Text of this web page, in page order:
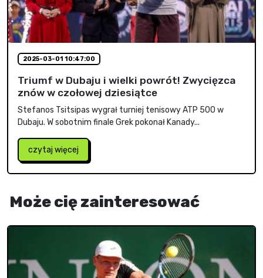
2025-03-01 10:47:00
Triumf w Dubaju i wielki powrót! Zwycięzca
znów w czołowej dziesiątce
Stefanos Tsitsipas wygrał turniej tenisowy ATP 500 w
Dubaju. W sobotnim finale Grek pokonał Kanady...
czytaj więcej
Może cię zainteresować